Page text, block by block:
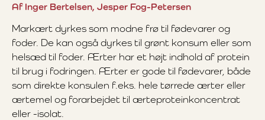
Af Inger Bertelsen, Jesper Fog-Petersen
Markært dyrkes som modne frø til fødevarer og
foder. De kan også dyrkes til grønt konsum eller som
helsæd til foder. Ærter har et højt indhold af protein
til brug i fodringen. Ærter er gode til fødevarer, både
som direkte konsulen f.eks. hele tørrede ærter eller
ærtemel og forarbejdet til ærteproteinkoncentrat
eller -isolat.